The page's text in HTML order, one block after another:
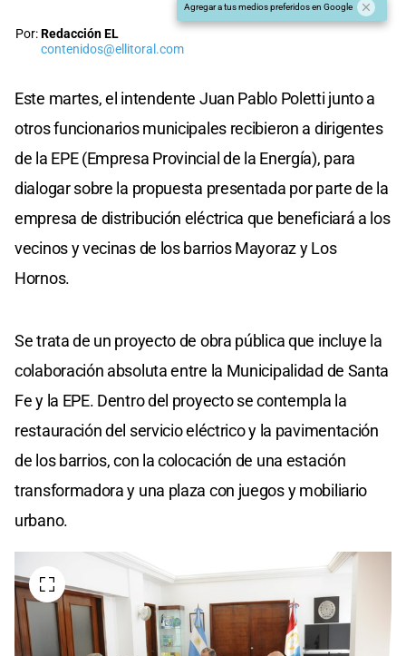
Agregar a tus medios preferidos en Google
Por:Redacción EL
contenidos@ellitoral.com
Este martes, el intendente Juan Pablo Poletti junto a
otros funcionarios municipales recibieron a dirigentes
de la EPE (Empresa Provincial de la Energía), para
dialogar sobre la propuesta presentada por parte de la
empresa de distribución eléctrica que beneficiará a los
vecinos y vecinas de los barrios Mayoraz y Los
Hornos.
Se trata de un proyecto de obra pública que incluye la
colaboración absoluta entre la Municipalidad de Santa
Fe y la EPE. Dentro del proyecto se contempla la
restauración del servicio eléctrico y la pavimentación
de los barrios, con la colocación de una estación
transformadora y una plaza con juegos y mobiliario
urbano.